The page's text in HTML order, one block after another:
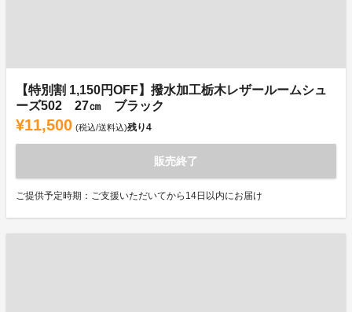
【特別割 1,150円OFF】撥水加工栃木レザールームシュ
ーズ502 27㎝ ブラック
¥11,500 (税込/送料込)残り4
販売終了
ご提供予定時期：ご支援いただいてから14日以内にお届け